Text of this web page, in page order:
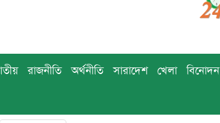
রাজনীতি অর্থনীতি সারাদেশ খেলা বিনোদন